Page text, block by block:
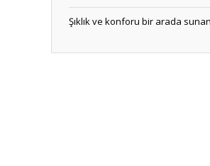
Şıklık ve konforu bir arada